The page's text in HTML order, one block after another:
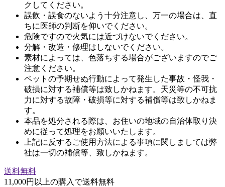
クしてください。
誤飲・誤食のないよう十分注意し、万一の場合は、直
ちに医師の判断を仰いでください。
危険ですので火気には近づけないでください。
分解・改造・修理はしないでください。
素材によっては、色落ちする場合がございますのでご
注意ください。
ペットの予期せぬ行動によって発生した事故・怪我・
破損に対する補償等は致しかねます。天災等の不可抗
力に対する故障・破損等に対する補償等は致しかねま
す。
本品を処分される際は、お住いの地域の自治体取り決
めに従って処理をお願いいたします。
上記に反するご使用方法による事項に関しましては弊
社は一切の補償等、致しかねます。
送料無料
11,000円以上の購入で送料無料